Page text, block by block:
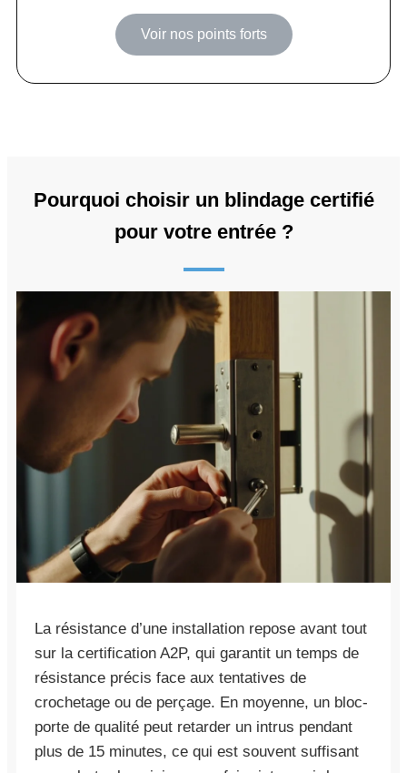
Voir nos points forts
Pourquoi choisir un blindage certifié
pour votre entrée ?
La résistance d’une installation repose avant tout
sur la certification A2P, qui garantit un temps de
résistance précis face aux tentatives de
crochetage ou de perçage. En moyenne, un bloc-
porte de qualité peut retarder un intrus pendant
plus de 15 minutes, ce qui est souvent suffisant